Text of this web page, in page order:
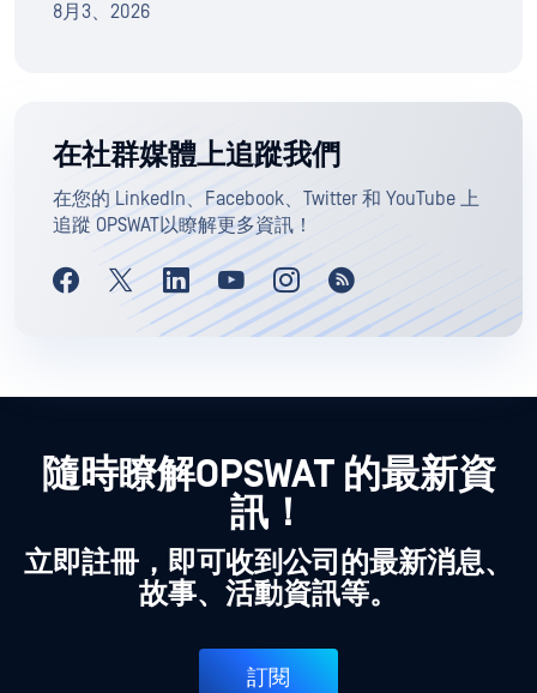
8月3、2026
在社群媒體上追蹤我們
在您的 LinkedIn、Facebook、Twitter 和 YouTube 上
追蹤 OPSWAT以瞭解更多資訊！
隨時瞭解OPSWAT 的最新資
訊！
立即註冊，即可收到公司的最新消息、
故事、活動資訊等。
訂閱